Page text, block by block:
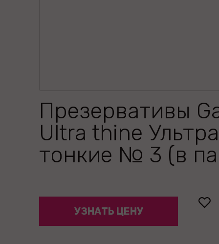
Презервативы
Ultra thine Ультра
тонкие № 3 (в
УЗНАТЬ ЦЕНУ